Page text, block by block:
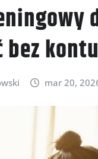
bez
mar 20,